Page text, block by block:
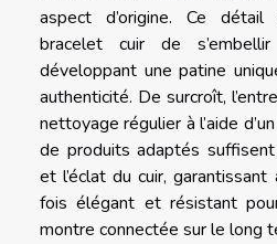
aspect d’origine. Ce
bracelet cuir de
développant une patine
authenticité. De surcroît,
nettoyage régulier à l’aide
de produits adaptés
et l’éclat du cuir,
fois élégant et résistant
montre connectée sur le long